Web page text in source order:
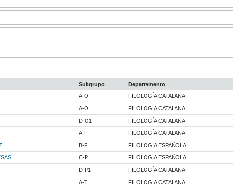
Subgrupo Departamento
A-O FILOLOGÍA CATALANA
A-O FILOLOGÍA CATALANA
D-O1 FILOLOGÍA CATALANA
A-P FILOLOGÍA CATALANA
B-P FILOLOGÍA ESPAÑOLA
C-P FILOLOGÍA ESPAÑOLA
D-P1 FILOLOGÍA CATALANA
A-T FILOLOGÍA CATALANA